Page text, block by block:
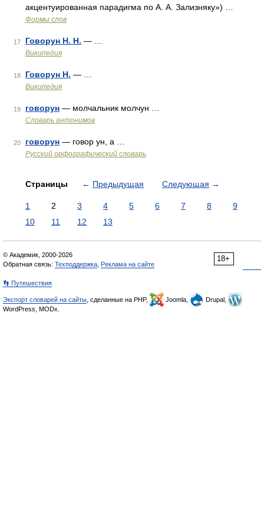
акцентуированная парадигма по А. А. Зализняку») …
Формы слов
17 Говорун Н. Н. — …
Википедия
18 Говорун Н. — …
Википедия
19 говорун — молчальник молчун …
Словарь антонимов
20 говорун — говор ун, а …
Русский орфографический словарь
Страницы ← Предыдущая Следующая →
1 2 3 4 5 6 7 8
9
10
11 12 13
18+
© Академик, 2000-2026
Обратная связь: Техподдержка Реклама на сайте
👣 Путешествия
Экспорт словарей на сайты , сделанные на PHP, Joomla,
Drupal,
WordPress, MODx.